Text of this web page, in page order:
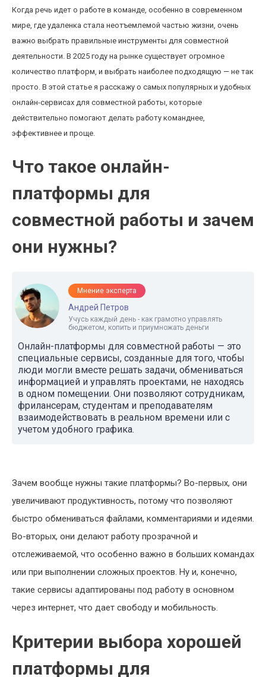
Когда речь идет о работе в команде, особенно в современном
мире, где удаленка стала неотъемлемой частью жизни, очень
важно выбрать правильные инструменты для совместной
деятельности. В 2025 году на рынке существует огромное
количество платформ, и выбрать наиболее подходящую — не так
просто. В этой статье я расскажу о самых популярных и удобных
онлайн-сервисах для совместной работы, которые
действительно помогают делать работу команднее,
эффективнее и проще.
Что такое онлайн-
платформы для
совместной работы и зачем
они нужны?
Мнение эксперта
Андрей Петров
Учусь каждый день - как грамотно управлять
бюджетом, копить и приумножать деньги
Онлайн-платформы для совместной работы — это
специальные сервисы, созданные для того, чтобы
люди могли вместе решать задачи, обмениваться
информацией и управлять проектами, не находясь
в одном помещении. Они позволяют сотрудникам,
фрилансерам, студентам и преподавателям
взаимодействовать в реальном времени или с
учетом удобного графика.
Зачем вообще нужны такие платформы? Во-первых, они
увеличивают продуктивность, потому что позволяют
быстро обмениваться файлами, комментариями и идеями.
Во-вторых, они делают работу прозрачной и
отслеживаемой, что особенно важно в больших командах
или при выполнении сложных проектов. Ну и, конечно,
такие сервисы адаптированы под работу в основном
через интернет, что дает свободу и мобильность.
Критерии выбора хорошей
платформы для